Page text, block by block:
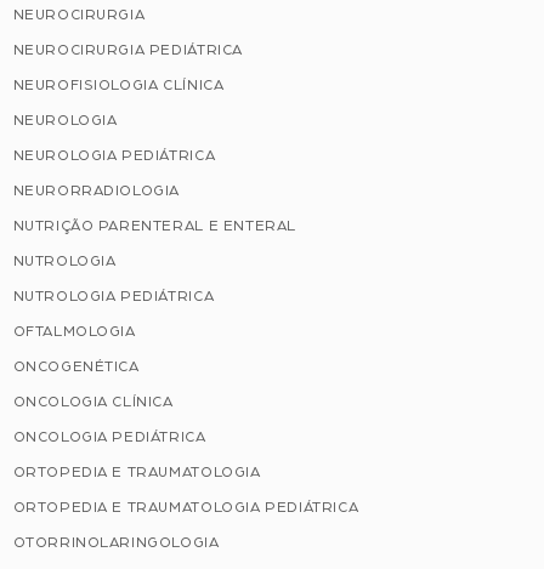
NEUROCIRURGIA
NEUROCIRURGIA PEDIÁTRICA
NEUROFISIOLOGIA CLÍNICA
NEUROLOGIA
NEUROLOGIA PEDIÁTRICA
NEURORRADIOLOGIA
NUTRIÇÃO PARENTERAL E ENTERAL
NUTROLOGIA
NUTROLOGIA PEDIÁTRICA
OFTALMOLOGIA
ONCOGENÉTICA
ONCOLOGIA CLÍNICA
ONCOLOGIA PEDIÁTRICA
ORTOPEDIA E TRAUMATOLOGIA
ORTOPEDIA E TRAUMATOLOGIA PEDIÁTRICA
OTORRINOLARINGOLOGIA